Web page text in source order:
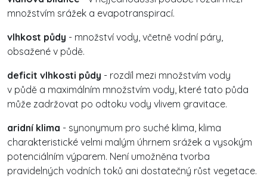
množstvím srážek a evapotranspirací.
vlhkost půdy - množství vody, včetně vodní páry,
obsažené v půdě.
deficit vlhkosti půdy - rozdíl mezi množstvím vody
v půdě a maximálním množstvím vody, které tato půda
může zadržovat po odtoku vody vlivem gravitace.
aridní klima - synonymum pro suché klima, klima
charakteristické velmi malým úhrnem srážek a vysokým
potenciálním výparem. Není umožněna tvorba
pravidelných vodních toků ani dostatečný růst vegetace.